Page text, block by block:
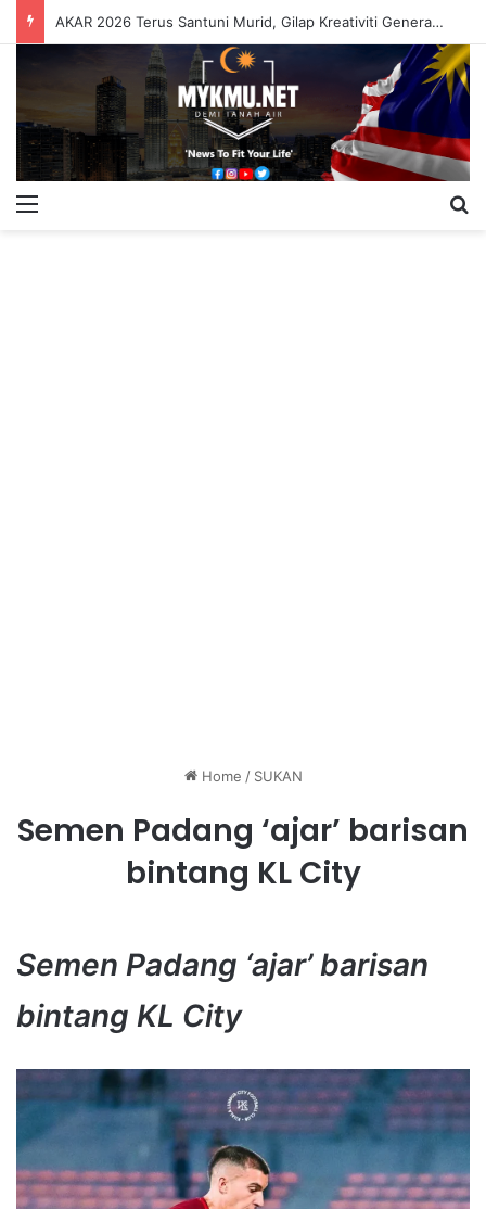
AKAR 2026 Terus Santuni Murid, Gilap Kreativiti Generasi Muda
Home / SUKAN
Semen Padang ‘ajar’ barisan
bintang KL City
Semen Padang ‘ajar’ barisan
bintang KL City